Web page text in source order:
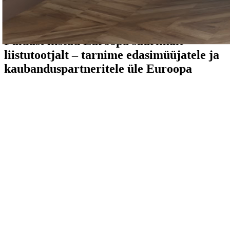
Puidust liistud Euroopa suurimalt
liistutootjalt – tarnime edasimüüjatele ja
kaubanduspartneritele üle Euroopa